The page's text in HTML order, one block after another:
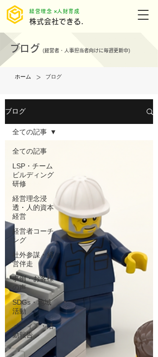
株式会社できる.
​経営理念 ×人財育成
ブログ (経営者・人事担当者向けに毎週更新中)
ホーム > ブログ
ブログ
全ての記事
LSP・チーム
ビルディング
研修
経営理念浸
透・人的資本
経営
経営者コーチ
ング
社外参謀・経
営伴走
事例・お客様
の声
SDGs・地域
活動
メディア・活
動報告
全ての記事